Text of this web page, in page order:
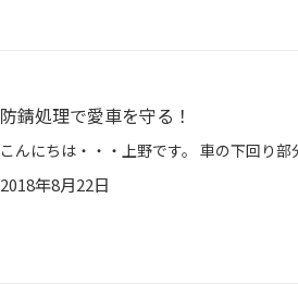
防錆処理で愛車を守る！
2018年8月22日